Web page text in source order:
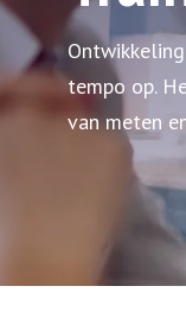
tempo op.
van meten